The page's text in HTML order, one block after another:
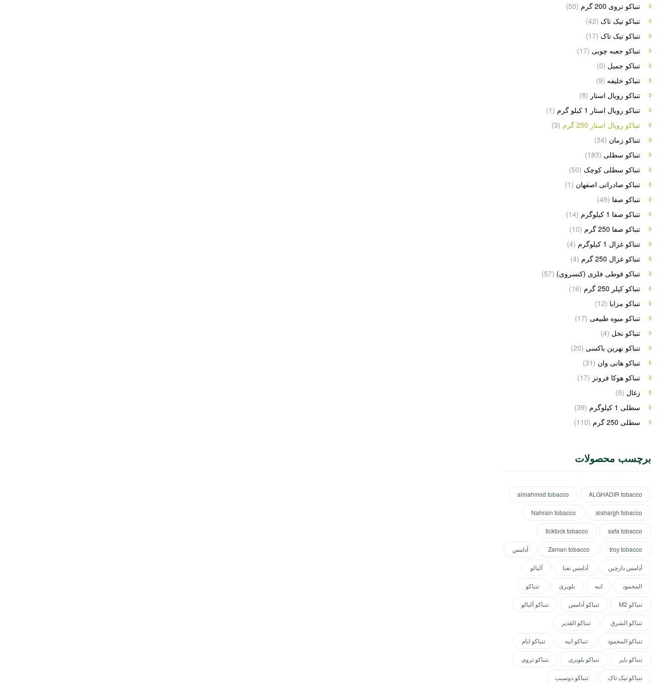
تنباکو تروی 200 گرم
(50)
تنباکو تیک تاک (42)
تنباکو تیک تاک (17)
تنباکو جعبه چوبی (17)
تنباکو جمیل (0)
تنباکو خلیفه (9)
تنباکو رویال استار (8)
تنباکو رویال استار 1 کیلو گرم
(1)
تنباکو رویال استار 250 گرم
(3)
تنباکو زمان (34)
تنباکو سطلی (183)
تنباکو سطلی کوچک (50)
تنباکو صادراتی اصفهان (1)
تنباکو صفا (49)
تنباکو صفا 1 کیلوگرم
(14)
تنباکو صفا 250 گرم
(10)
تنباکو غزال 1 کیلوگرم
(4)
تنباکو غزال 250 گرم
(4)
تنباکو قوطی فلزی (کنسروی) (57)
تنباکو کپلر 250 گرم
(16)
تنباکو مزایا (12)
تنباکو میوه طبیعی (17)
تنباکو نخل (4)
تنباکو نهرین باکسی (20)
تنباکو هانی وان (31)
تنباکو هوکا فروتز (17)
زغال (5)
سطلی 1 کیلوگرم
(39)
سطلی 250 گرم
(110)
برچسب محصولات
ALGHADIR tobacco
almahmod tobacco
alshargh tobacco
Nahrain tobacco
safa tobacco
ticktock tobacco
troy tobacco
Zaman tobacco آدامس
آدامس دارچین آدامس نعنا آلبالو
المحمود انبه بلوبری تنباکو
تنباکو M2 تنباکو آدامس تنباکو آلبالو
تنباکو الشرق تنباکو القدیر
تنباکو المحمود تنباکو انبه تنباکو ایام
تنباکو بایر تنباکو بلوبری تنباکو تروی
تنباکو تیک تاک تنباکو دوسیب